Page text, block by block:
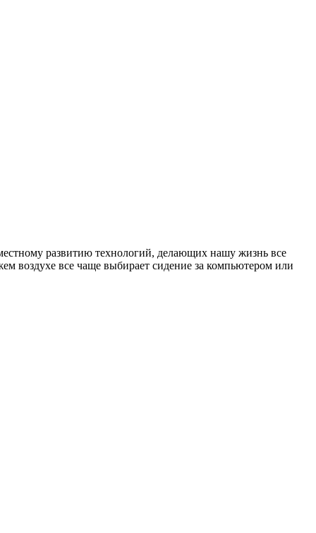
развитию технологий, делающих нашу жизнь все
воздухе все чаще выбирает сидение за компьютером или